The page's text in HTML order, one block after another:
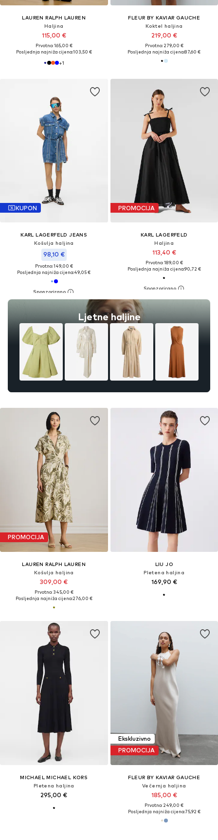
LAUREN RALPH LAUREN
Haljina
115,00 €
Prvotno: 165,00 €
Posljednja najniža cijena:103,50 €
+1
FLEUR BY KAVIAR GAUCHE
Koktel haljina
219,00 €
Prvotno: 279,00 €
Posljednja najniža cijena:87,60 €
KUPON
KARL LAGERFELD JEANS
Košulja haljina
98,10 €
Prvotno: 149,00 €
Posljednja najniža cijena:49,05 €
Ljetne haljine
PROMOCIJA
KARL LAGERFELD
Haljina
113,40 €
Prvotno: 189,00 €
Posljednja najniža cijena:90,72 €
PROMOCIJA
LAUREN RALPH LAUREN
Košulja haljina
309,00 €
Prvotno: 345,00 €
Posljednja najniža cijena:276,00 €
LIU JO
Pletena haljina
169,90 €
MICHAEL MICHAEL KORS
Pletena haljina
295,00 €
Ekskluzivno
PROMOCIJA
FLEUR BY KAVIAR GAUCHE
Večernja haljina
185,00 €
Prvotno: 249,00 €
Posljednja najniža cijena:75,92 €